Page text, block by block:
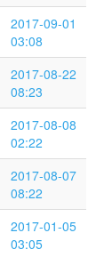
2017-09-01
03:08
2017-08-22
08:23
2017-08-08
02:22
2017-08-07
08:22
2017-01-05
03:05